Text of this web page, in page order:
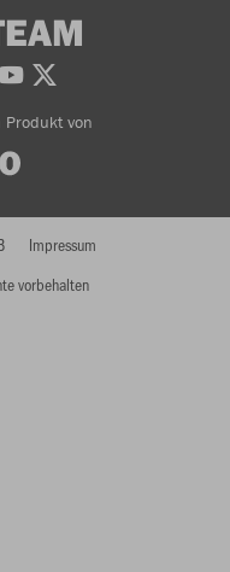
Produkt von
vorbehalten
Impressum